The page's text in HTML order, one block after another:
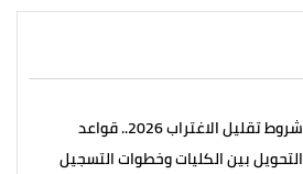
شروط تقليل الاغتراب 2026.. قواعد
التحويل بين الكليات وخطوات التسجيل